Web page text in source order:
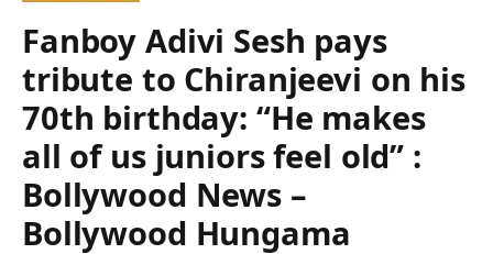
Fanboy Adivi Sesh pays
tribute to Chiranjeevi on his
70th birthday: “He makes
all of us juniors feel old” :
Bollywood News –
Bollywood Hungama